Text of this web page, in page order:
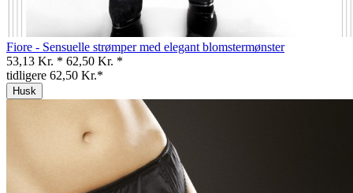
Fiore - Sensuelle strømper med elegant blomstermønster
53,13 Kr. * 62,50 Kr. *
tidligere 62,50 Kr.*
Husk